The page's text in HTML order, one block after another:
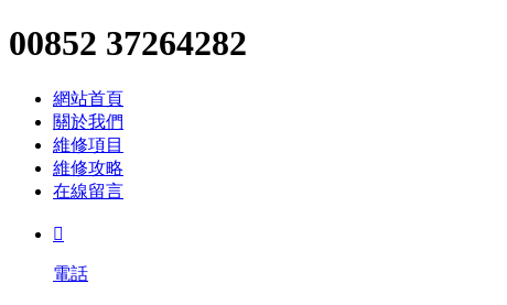
00852 37264282
網站首頁
關於我們
維修項目
維修攻略
在線留言

電話